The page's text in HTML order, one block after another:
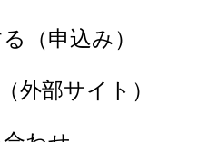
（申込み）
外部サイト）